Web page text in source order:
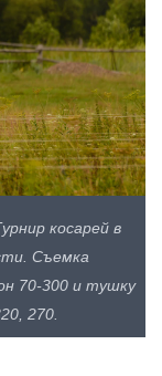
косарей в
Съемка
70-300 и тушку
270.